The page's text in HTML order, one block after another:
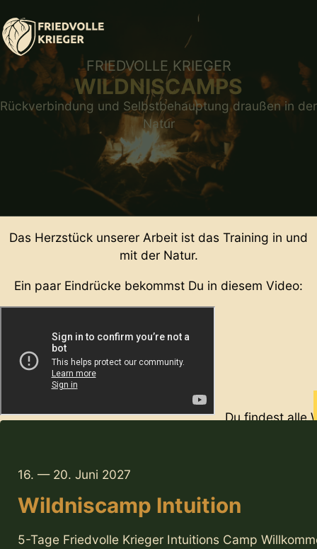
WILDNISCAMPS
FRIEDVOLLE KRIEGER
Rückverbindung und Selbstbehauptung draußen in der
Natur
Das Herzstück unserer Arbeit ist das Training in und
mit der Natur.
Ein paar Eindrücke bekommst Du in diesem Video:
Du findest alle
Wildniscamp Intuition
16. — 20. Juni 2027
5-Tage Friedvolle Krieger Intuitions Camp